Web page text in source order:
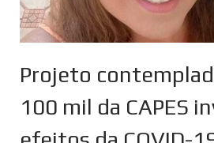
Projeto
100 mil da CAPES